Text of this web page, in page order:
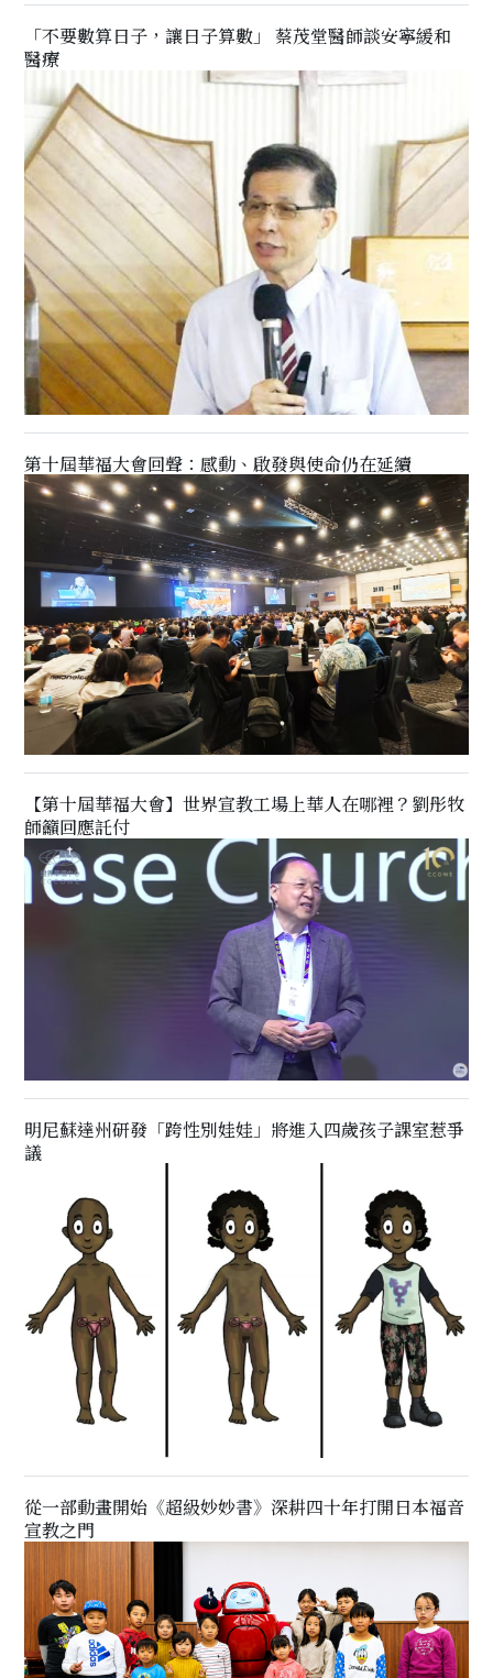
「不要數算日子，讓日子算數」 蔡茂堂醫師談安寧緩和
醫療
第十屆華福大會回聲：感動、啟發與使命仍在延續
【第十屆華福大會】世界宣教工場上華人在哪裡？劉彤牧
師籲回應託付
明尼蘇達州研發「跨性別娃娃」將進入四歲孩子課室惹爭
議
從一部動畫開始《超級妙妙書》深耕四十年打開日本福音
宣教之門